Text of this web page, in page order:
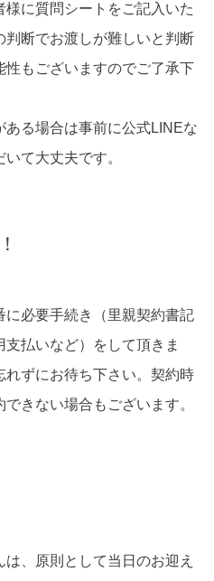
に質問シートをご記入いた
断でお渡しが難しいと判断
性もございますのでご了承下
る場合は事前に公式LINEな
て大丈夫です。
必要手続き（里親契約書記
払いなど）をして頂きま
ずにお待ち下さい。契約時
きない場合もございます。
、原則として当日のお迎え